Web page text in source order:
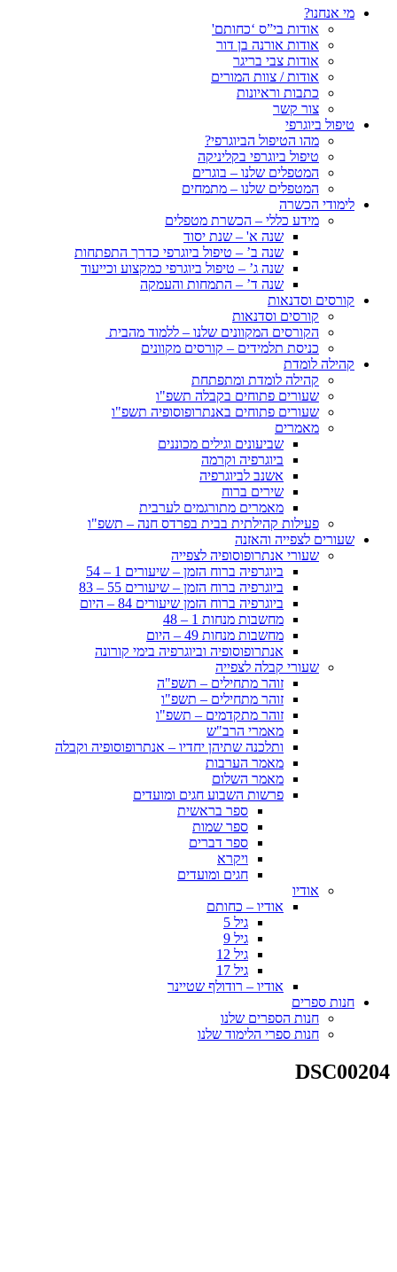
מי אנחנו?
אודות בי”ס ‘כחותם'
אודות אורנה בן דור
אודות צבי בריגר
אודות / צוות המורים
כתבות וראיונות
צור קשר
טיפול ביוגרפי
מהו הטיפול הביוגרפי?
טיפול ביוגרפי בקליניקה
המטפלים שלנו – בוגרים
המטפלים שלנו – מתמחים
לימודי הכשרה
מידע כללי – הכשרת מטפלים
שנה א' – שנת יסוד
שנה ב’ – טיפול ביוגרפי כדרך התפתחות
שנה ג’ – טיפול ביוגרפי כמקצוע וכייעוד
שנה ד’ – התמחות והעמקה
קורסים וסדנאות
קורסים וסדנאות
הקורסים המקוונים שלנו – ללמוד מהבית
כניסת תלמידים – קורסים מקוונים
קהילה לומדת
קהילה לומדת ומתפתחת
שעורים פתוחים בקבלה תשפ"ו
שעורים פתוחים באנתרופוסופיה תשפ"ו
מאמרים
שביעונים וגילים מכוננים
ביוגרפיה וקרמה
אשנב לביוגרפיה
שירים ברוח
מאמרים מתורגמים לערבית
פעילות קהילתית בבית בפרדס חנה – תשפ"ו
שעורים לצפייה והאזנה
שעורי אנתרופוסופיה לצפייה
ביוגרפיה ברוח הזמן – שיעורים 1 – 54
ביוגרפיה ברוח הזמן – שיעורים 55 – 83
ביוגרפיה ברוח הזמן שיעורים 84 – היום
מחשבות מנחות 1 – 48
מחשבות מנחות 49 – היום
אנתרופוסופיה וביוגרפיה בימי קורונה
שעורי קבלה לצפייה
זוהר מתחילים – תשפ"ה
זוהר מתחילים – תשפ"ו
זוהר מתקדמים – תשפ"ו
מאמרי הרב"ש
ותלכנה שתיהן יחדיו – אנתרופוסופיה וקבלה
מאמר הערבות
מאמר השלום
פרשות השבוע חגים ומועדים
ספר בראשית
ספר שמות
ספר דברים
ויקרא
חגים ומועדים
אודיו
אודיו – כחותם
גיל 5
גיל 9
גיל 12
גיל 17
אודיו – רודולף שטיינר
חנות ספרים
חנות הספרים שלנו
חנות ספרי הלימוד שלנו
DSC00204